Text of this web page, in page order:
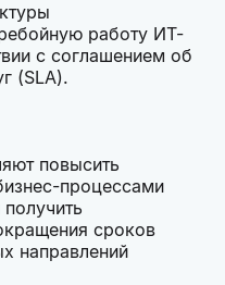
работу ИТ-
с соглашением об
(SLA).
повысить
процессами
сроков
направлений